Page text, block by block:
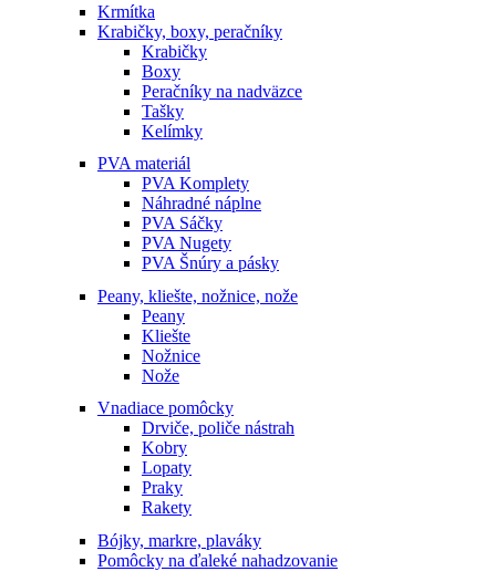
Krmítka
Krabičky, boxy, peračníky
Krabičky
Boxy
Peračníky na nadväzce
Tašky
Kelímky
PVA materiál
PVA Komplety
Náhradné náplne
PVA Sáčky
PVA Nugety
PVA Šnúry a pásky
Peany, kliešte, nožnice, nože
Peany
Kliešte
Nožnice
Nože
Vnadiace pomôcky
Drviče, poliče nástrah
Kobry
Lopaty
Praky
Rakety
Bójky, markre, plaváky
Pomôcky na ďaleké nahadzovanie